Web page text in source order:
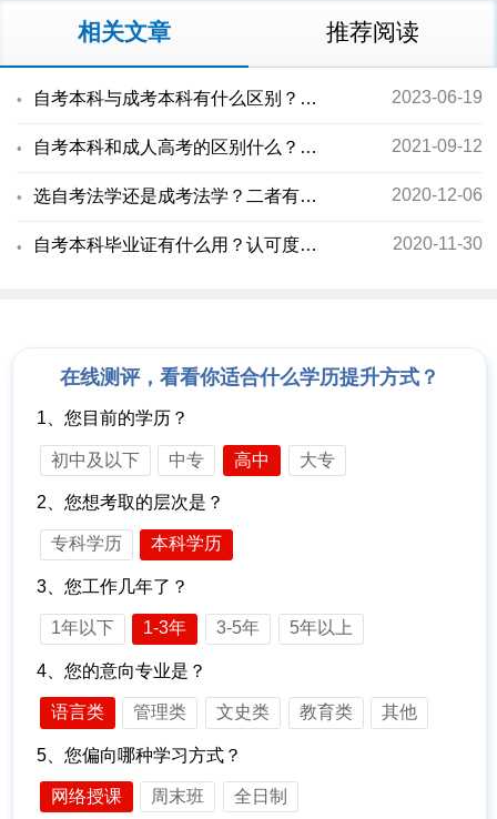
相关文章 推荐阅读
自考本科与成考本科有什么区别？哪个含金量高？ 2023-06-19
自考本科和成人高考的区别什么？哪种含金量高？ 2021-09-12
选自考法学还是成考法学？二者有何区别？ 2020-12-06
自考本科毕业证有什么用？认可度怎样？ 2020-11-30
在线测评，看看你适合什么学历提升方式？
1、您目前的学历？
初中及以下 中专 高中 大专
2、您想考取的层次是？
专科学历 本科学历
3、您工作几年了？
1年以下 1-3年 3-5年 5年以上
4、您的意向专业是？
语言类 管理类 文史类 教育类 其他
5、您偏向哪种学习方式？
网络授课 周末班 全日制